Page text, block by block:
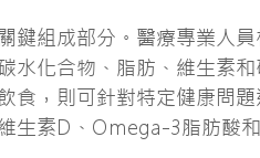
鍵組成部分。醫療專業人
水化合物、脂肪、維生素
食，則可針對特定健康問
生素D、Omega-3脂肪酸